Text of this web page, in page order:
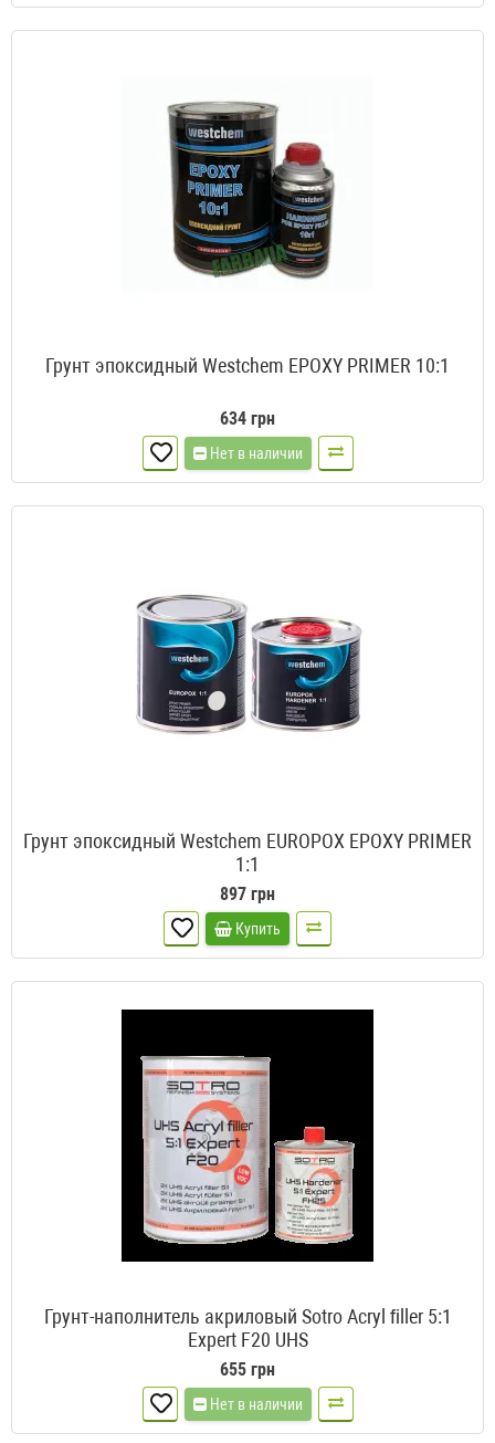
Грунт эпоксидный Westchem EPOXY PRIMER 10:1
634 грн
Нет в наличии
Грунт эпоксидный Westchem EUROPOX EPOXY PRIMER
1:1
897 грн
Купить
Грунт-наполнитель акриловый Sotro Acryl ﬁller 5:1
Expert F20 UHS
655 грн
Нет в наличии